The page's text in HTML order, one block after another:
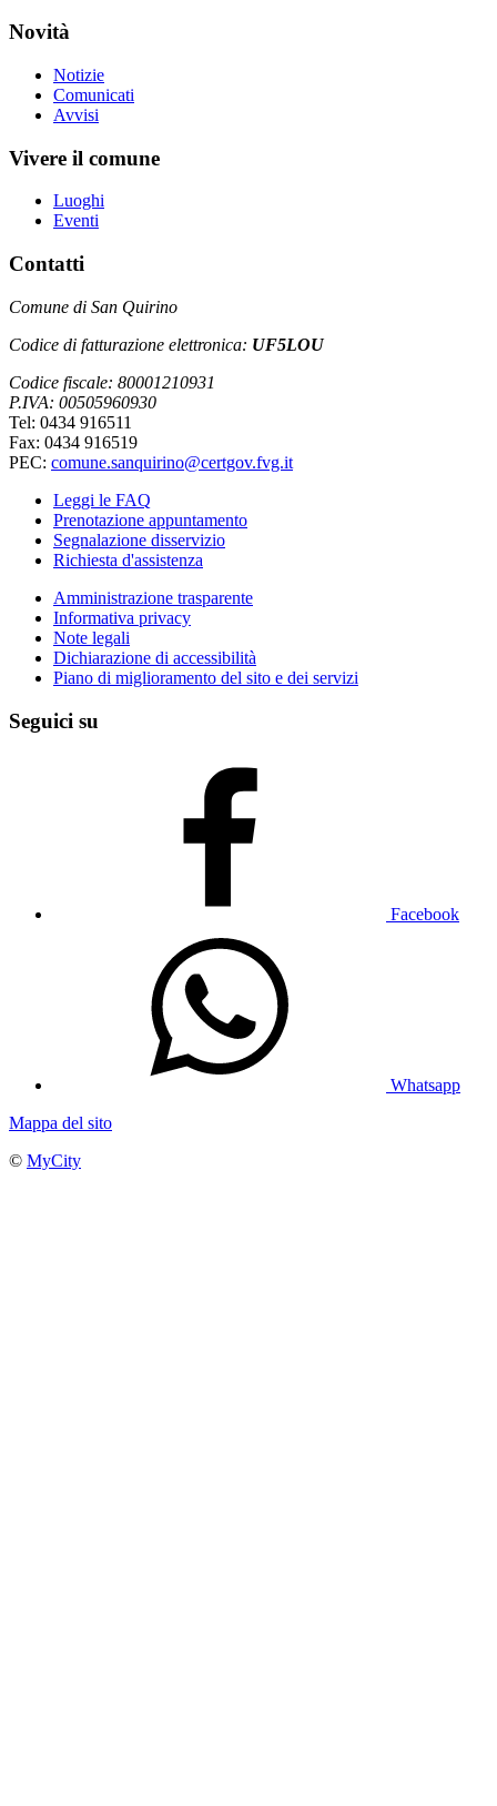
Novità
Notizie
Comunicati
Avvisi
Vivere il comune
Luoghi
Eventi
Contatti
Comune di San Quirino
Codice di fatturazione elettronica: UF5LOU
Codice fiscale: 80001210931
P.IVA: 00505960930
Tel: 0434 916511
Fax: 0434 916519
PEC: comune.sanquirino@certgov.fvg.it
Leggi le FAQ
Prenotazione appuntamento
Segnalazione disservizio
Richiesta d'assistenza
Amministrazione trasparente
Informativa privacy
Note legali
Dichiarazione di accessibilità
Piano di miglioramento del sito e dei servizi
Seguici su
Facebook
Whatsapp
Mappa del sito
© MyCity